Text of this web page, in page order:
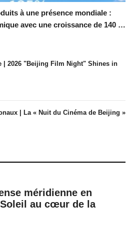
à une présence mondiale :
avec une croissance de 140 %
| 2026 "Beijing Film Night" Shines in
| La « Nuit du Cinéma de Beijing »
méridienne en
au cœur de la